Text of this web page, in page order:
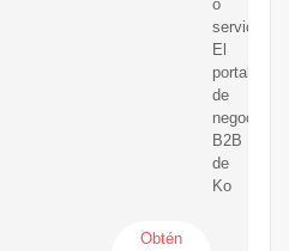
o
servicios!
El
portal
de
negocios
B2B
de
Ko
Obtén